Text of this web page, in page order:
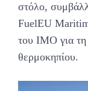
στόλο,
FuelEU
του IMO για
θερμοκηπίου.